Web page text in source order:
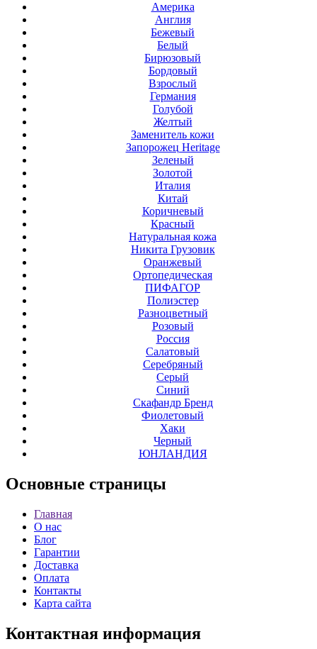
Америка
Англия
Бежевый
Белый
Бирюзовый
Бордовый
Взрослый
Германия
Голубой
Желтый
Заменитель кожи
Запорожец Heritage
Зеленый
Золотой
Италия
Китай
Коричневый
Красный
Натуральная кожа
Никита Грузовик
Оранжевый
Ортопедическая
ПИФАГОР
Полиэстер
Разноцветный
Розовый
Россия
Салатовый
Серебряный
Серый
Синий
Скафандр Бренд
Фиолетовый
Хаки
Черный
ЮНЛАНДИЯ
Основные страницы
Главная
О нас
Блог
Гарантии
Доставка
Оплата
Контакты
Карта сайта
Контактная информация